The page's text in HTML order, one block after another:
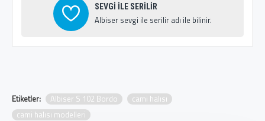
SEVGİ İLE SERİLİR
Albiser sevgi ile serilir adı ile bilinir.
Etiketler: Albiser S 102 Bordo
cami halısı
cami halısı modelleri